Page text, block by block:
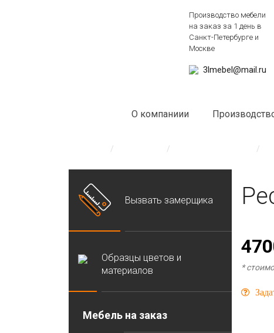
Производство мебели
на заказ за 1 день в
Санкт-Петербурге и
Москве
3lmebel@mail.ru
О компаниии
/ / /
Вызвать замерщика
Образцы цветов и
материалов
Мебель на заказ
*